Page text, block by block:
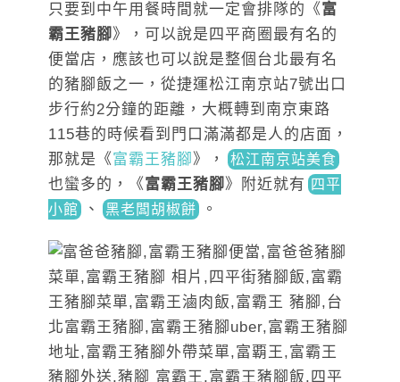
只要到中午用餐時間就一定會排隊的《富
霸王豬腳》，可以說是四平商圈最有名的
便當店，應該也可以說是整個台北最有名
的豬腳飯之一，從捷運松江南京站7號出口
步行約2分鐘的距離，大概轉到南京東路
115巷的時候看到門口滿滿都是人的店面，
那就是《富霸王豬腳》 ， 松江南京站美食
也蠻多的，《富霸王豬腳》附近就有 四平
小館
、 黑老闆胡椒餅 。